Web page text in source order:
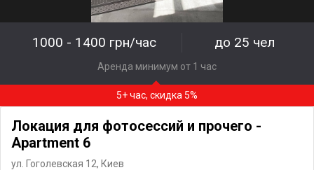
1000 - 1400 грн/час до 25 чел
Аренда минимум от 1 час
5+ час, скидка 5%
Локация для фотосессий и прочего -
Apartment 6
ул. Гоголевская 12, Киев